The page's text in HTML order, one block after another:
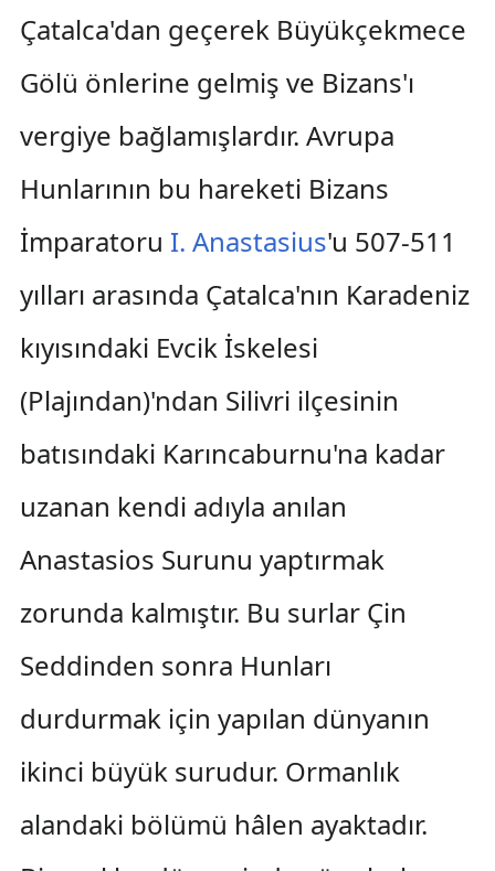
Çatalca'dan geçerek Büyükçekmece
Gölü önlerine gelmiş ve Bizans'ı
vergiye bağlamışlardır. Avrupa
Hunlarının bu hareketi Bizans
İmparatoru I. Anastasius'u 507-511
yılları arasında Çatalca'nın Karadeniz
kıyısındaki Evcik İskelesi
(Plajından)'ndan Silivri ilçesinin
batısındaki Karıncaburnu'na kadar
uzanan kendi adıyla anılan
Anastasios Surunu yaptırmak
zorunda kalmıştır. Bu surlar Çin
Seddinden sonra Hunları
durdurmak için yapılan dünyanın
ikinci büyük surudur. Ormanlık
alandaki bölümü hâlen ayaktadır.